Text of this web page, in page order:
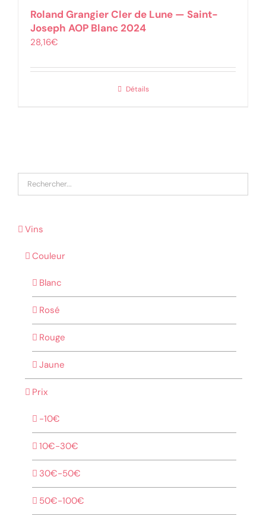
Roland Grangier Cler de Lune — Saint-
Joseph AOP Blanc 2024
28,16€
Détails
Vins
Couleur
Blanc
Rosé
Rouge
Jaune
Prix
-10€
10€-30€
30€-50€
50€-100€